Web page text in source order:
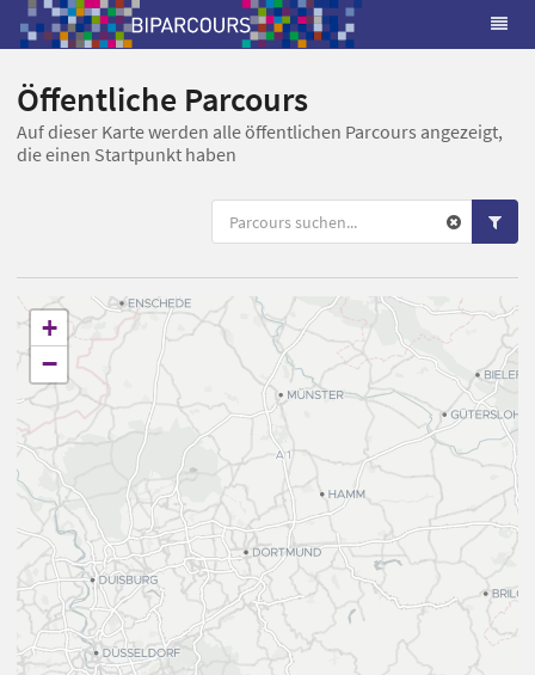
Öffentliche Parcours
Auf dieser Karte werden alle öffentlichen Parcours angezeigt,
die einen Startpunkt haben
+
−